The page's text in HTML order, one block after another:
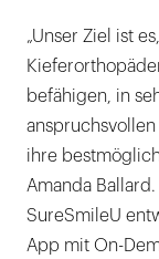
„Unser Ziel ist
befähigen, in
ihre
Amanda
SureSmileU
App mit On-